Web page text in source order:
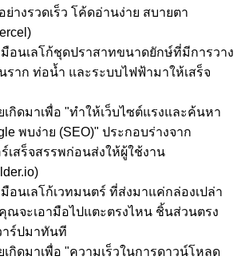
ย่างรวดเร็ว โค้ดอ่านง่าย สบายตา
มือนเลโก้ชุดปราสาทขนาดยักษ์ที่มีการวาง
ราก ท่อน้ำ และระบบไฟฟ้ามาให้เสร็จ
เกิดมาเพื่อ "ทำให้เว็บไซต์แรงและค้นหา
พบง่าย (SEO)" ประกอบร่างจาก
ร์เสร็จสรรพก่อนส่งให้ผู้ใช้งาน
มือนเลโก้เวทมนตร์ ที่ส่งมาแค่กล่องเปล่า
ณจะเอามือไปแตะตรงไหน ชิ้นส่วนตรง
ร์ปมาทันที
เกิดมาเพื่อ "ความเร็วในการดาวน์โหลด